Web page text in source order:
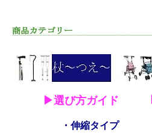
▶選び方ガイド
・伸縮タイプ